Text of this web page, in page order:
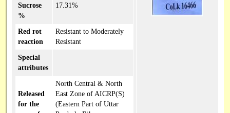
Sucrose
%
17.31%
Red rot
reaction
Resistant to Moderately
Resistant
Special
attributes
Released
for the
North Central & North
East Zone of AICRP(S)
(Eastern Part of Uttar